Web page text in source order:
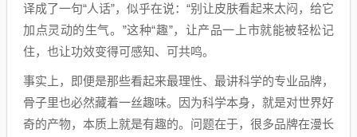
译成了一句“人话”，似乎在说：“别让皮肤看起来太闷，给它
加点灵动的生气。”这种“趣”，让产品一上市就能被轻松记
住，也让功效变得可感知、可共鸣。
事实上，即便是那些看起来最理性、最讲科学的专业品牌，
骨子里也必然藏着一丝趣味。因为科学本身，就是对世界好
奇的产物，本质上就是有趣的。问题在于，很多品牌在漫长